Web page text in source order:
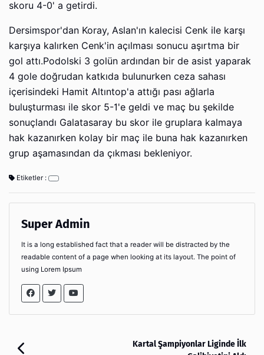
skoru 4-0' a getirdi.
Dersimspor'dan Koray, Aslan'ın kalecisi Cenk ile karşı
karşıya kalırken Cenk'in açılması sonucu aşırtma bir
gol attı.Podolski 3 golün ardından bir de asist yaparak
4 gole doğrudan katkıda bulunurken ceza sahası
içerisindeki Hamit Altıntop'a attığı pası ağlarla
buluşturması ile skor 5-1'e geldi ve maç bu şekilde
sonuçlandı Galatasaray bu skor ile gruplara kalmaya
hak kazanırken kolay bir maç ile buna hak kazanırken
grup aşamasından da çıkması bekleniyor.
Etiketler :
Super Admin
It is a long established fact that a reader will be distracted by the
readable content of a page when looking at its layout. The point of
using Lorem Ipsum
Kartal Şampiyonlar Liginde İlk